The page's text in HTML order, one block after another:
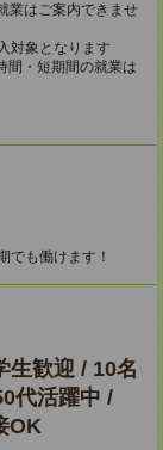
業はご案内できませ
対象となります
間・短期間の就業は
も働けます！
生歓迎 / 10名
代活躍中 /
OK